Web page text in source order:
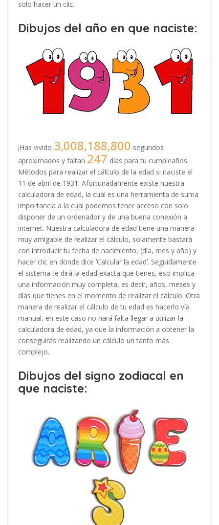
solo hacer un clic.
Dibujos del año en que naciste:
¡Has vivido 3,008,188,800 segundos
aproximados y faltan 247 días para tu cumpleaños.
Métodos para realizar el cálculo de la edad si naciste el
11 de abril de 1931: Afortunadamente existe nuestra
calculadora de edad, la cual es una herramienta de suma
importancia a la cual podemos tener acceso con solo
disponer de un ordenador y de una buena conexión a
internet. Nuestra calculadora de edad tiene una manera
muy amigable de realizar el cálculo, solamente bastará
con introducir tu fecha de nacimiento, (día, mes y año) y
hacer clic en donde dice ʼCalcular la edadʼ. Seguidamente
el sistema te dirá la edad exacta que tienes, eso implica
una información muy completa, es decir, años, meses y
días que tienes en el momento de realizar el cálculo. Otra
manera de realizar el cálculo de tu edad es hacerlo vía
manual, en este caso no hará falta llegar a utilizar la
calculadora de edad, ya que la información a obtener la
conseguirás realizando un cálculo un tanto más
complejo.
Dibujos del signo zodiacal en
que naciste: